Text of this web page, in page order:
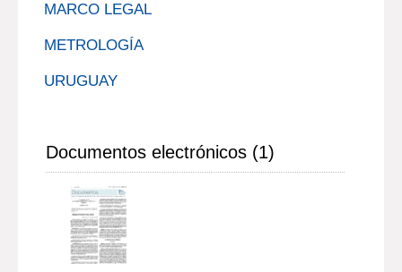
MARCO LEGAL
METROLOGÍA
URUGUAY
Documentos electrónicos (1)